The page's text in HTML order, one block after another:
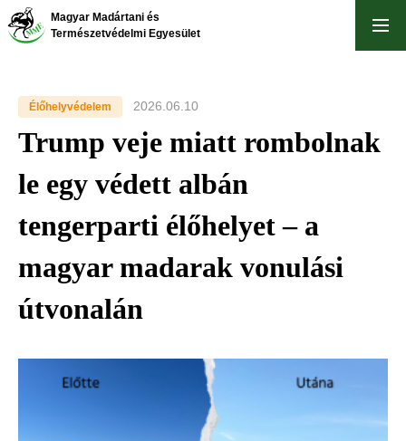
Ugrás
Magyar Madártani és
Természetvédelmi Egyesület
Élőhelyvédelem 2026.06.10
Trump veje miatt rombolnak
le egy védett albán
tengerparti élőhelyet – a
magyar madarak vonulási
útvonalán